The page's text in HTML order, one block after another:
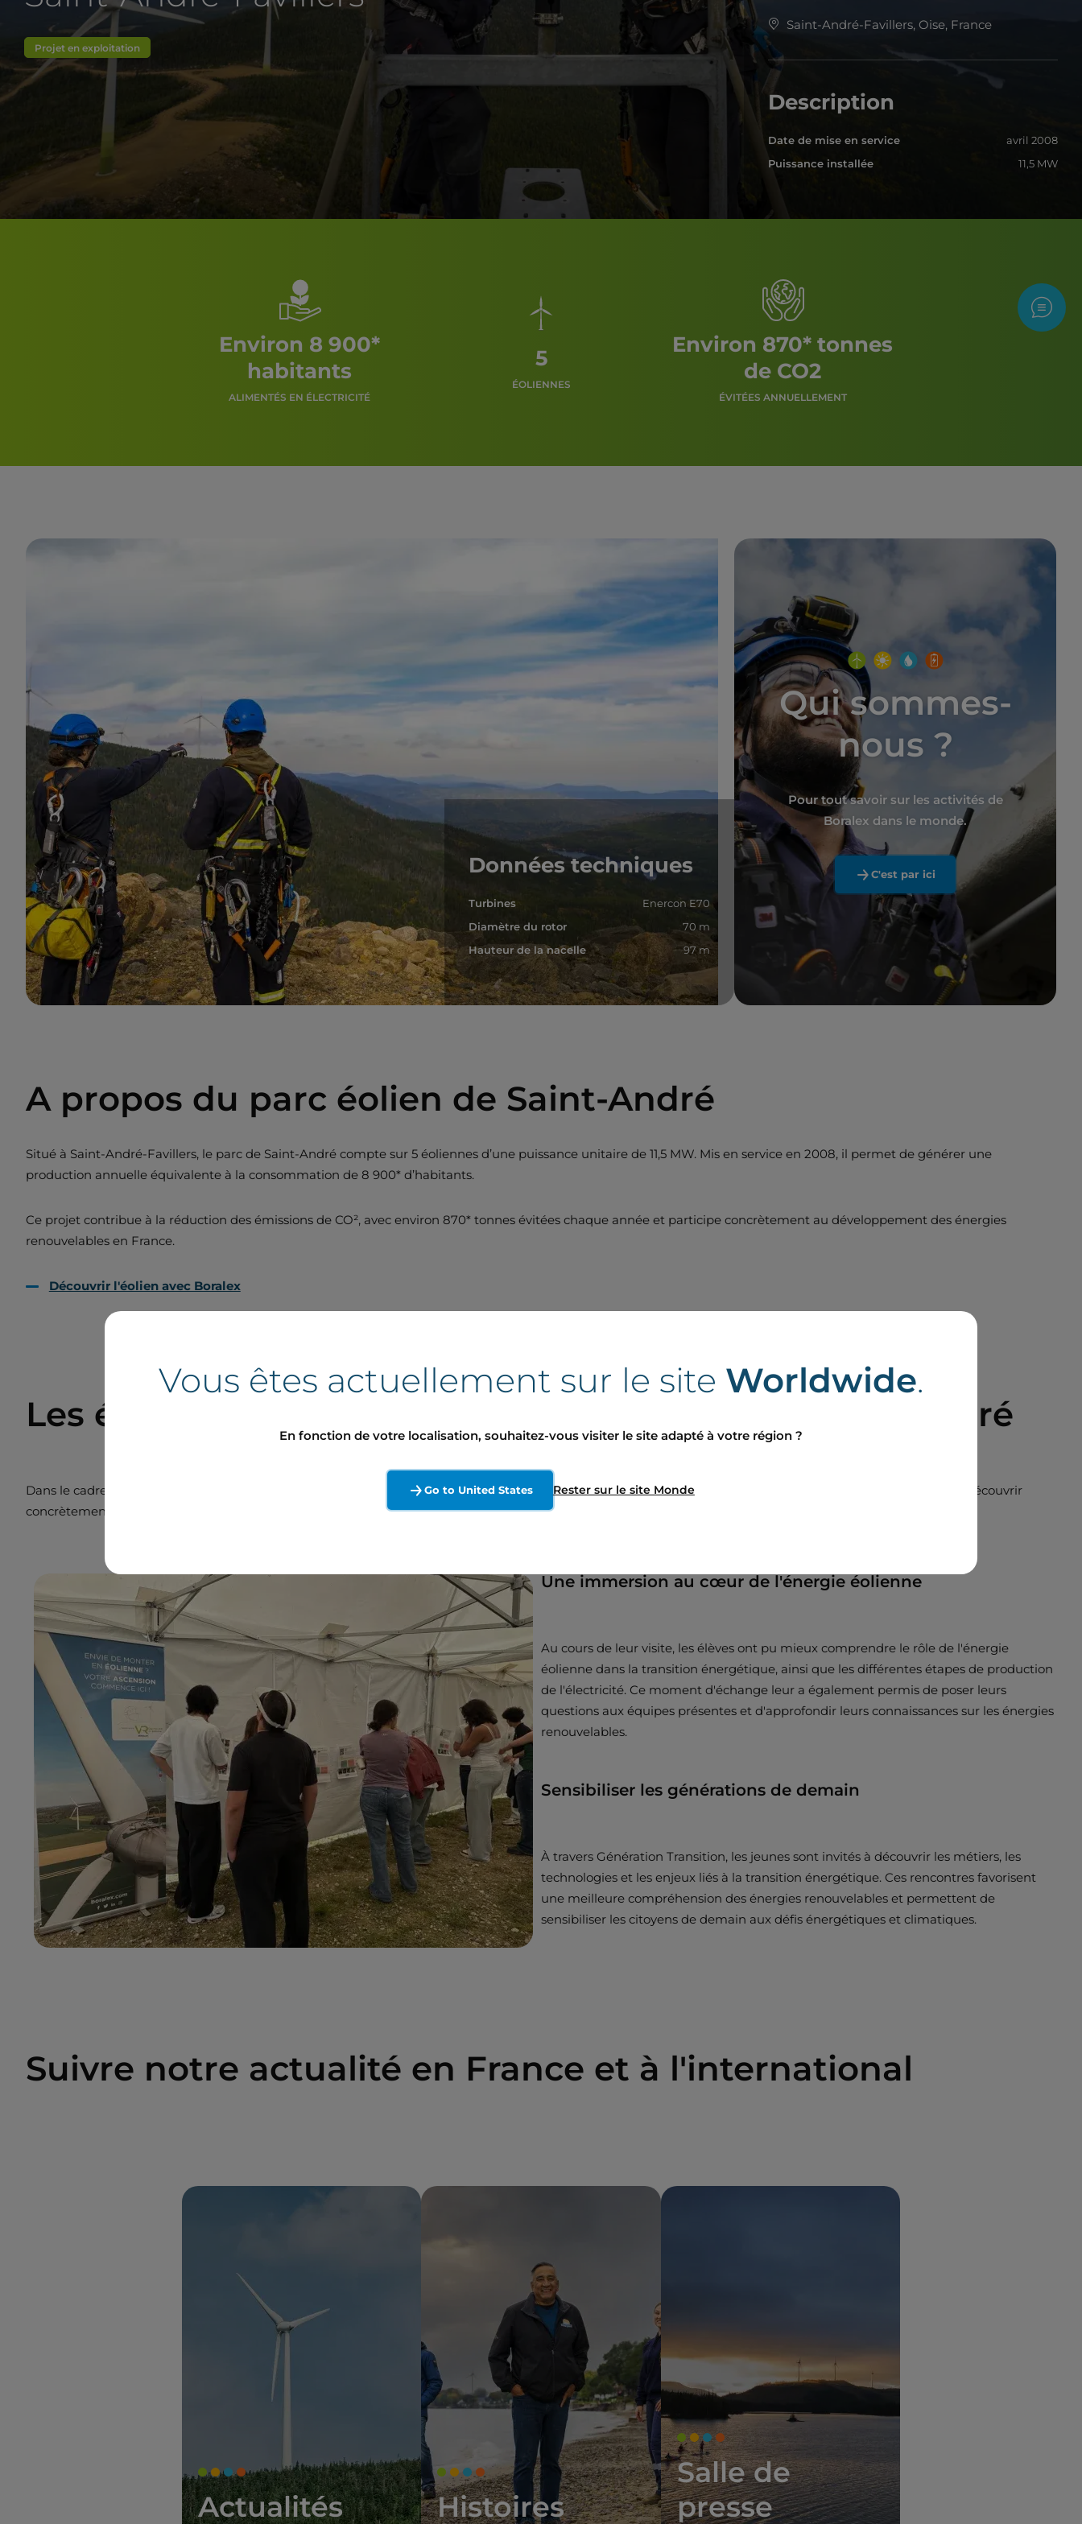
Projet en exploitation
Saint-André-Favillers, Oise, France
Description
Date de mise en service
avril 2008
Puissance installée
11,5 MW
Nous
Environ 8 900*
habitants
ALIMENTÉS EN ÉLECTRICITÉ
5
ÉOLIENNES
Environ 870* tonnes
de CO2
ÉVITÉES ANNUELLEMENT
Données techniques
Turbines
Enercon E70
Diamètre du rotor
70 m
Hauteur de la nacelle
97 m
Qui sommes-
nous ?
Pour tout savoir sur les activités de
Boralex dans le monde.
C'est par ici
A propos du parc éolien de Saint-André
Situé à Saint-André-Favillers, le parc de Saint-André compte sur 5 éoliennes d’une puissance unitaire de 11,5 MW. Mis en service en 2008, il permet de générer une
production annuelle équivalente à la consommation de 8 900* d’habitants.
Ce projet contribue à la réduction des émissions de CO², avec environ 870* tonnes évitées chaque année et participe concrètement au développement des énergies
renouvelables en France.
Découvrir l'éolien avec Boralex
Les élèves à la découverte du parc éolien de Saint-André
Dans le cadre du programme Génération Transition, organisé par France Renouvelables, des élèves ont été accueillis sur le parc éolien de Saint-André afin de découvrir
concrètement le fonctionnement d'un site de production d'électricité renouvelable.
Une immersion au cœur de l'énergie éolienne
Au cours de leur visite, les élèves ont pu mieux comprendre le rôle de l'énergie
éolienne dans la transition énergétique, ainsi que les différentes étapes de production
de l'électricité. Ce moment d'échange leur a également permis de poser leurs
questions aux équipes présentes et d'approfondir leurs connaissances sur les énergies
renouvelables.
Sensibiliser les générations de demain
À travers Génération Transition, les jeunes sont invités à découvrir les métiers, les
technologies et les enjeux liés à la transition énergétique. Ces rencontres favorisent
une meilleure compréhension des énergies renouvelables et permettent de
sensibiliser les citoyens de demain aux défis énergétiques et climatiques.
Suivre notre actualité en France et à l'international
Actualités Histoires
Salle de
presse
Vous êtes actuellement sur le site Worldwide.
En fonction de votre localisation, souhaitez-vous visiter le site adapté à votre région ?
Go to United States Rester sur le site Monde